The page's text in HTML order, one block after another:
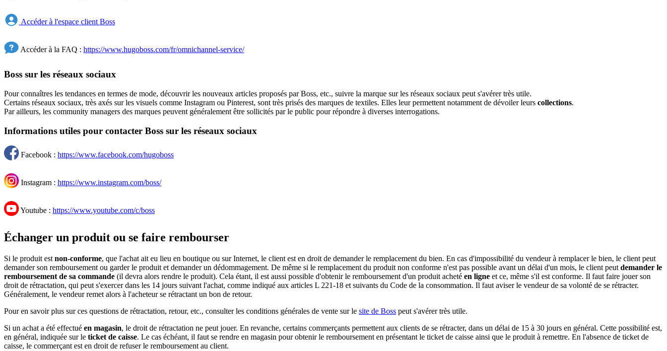
Accéder à l'espace client Boss
Accéder à la FAQ : https://www.hugoboss.com/fr/omnichannel-service/
Boss sur les réseaux sociaux
Pour connaîtres les tendances en termes de mode, découvrir les nouveaux articles proposés par Boss, etc., suivre la marque sur les réseaux sociaux peut s'avérer très utile.
Certains réseaux sociaux, très axés sur les visuels comme Instagram ou Pinterest, sont très prisés des marques de textiles. Elles leur permettent notamment de dévoiler leurs collections.
Par ailleurs, les community managers des marques peuvent généralement être sollicités par le public pour répondre à diverses interrogations.
Informations utiles pour contacter Boss sur les réseaux sociaux
Facebook : https://www.facebook.com/hugoboss
Instagram : https://www.instagram.com/boss/
Youtube : https://www.youtube.com/c/boss
Échanger un produit ou se faire rembourser
Si le produit est non-conforme, que l'achat ait eu lieu en boutique ou sur Internet, le client est en droit de demander le remplacement du bien. En cas d'impossibilité du vendeur à remplacer le bien, le client peut
demander son remboursement ou garder le produit et demander un dédommagement. De même si le remplacement du produit non conforme n'est pas possible avant un délai d'un mois, le client peut demander le
remboursement de sa commande (il devra alors rendre le produit). Cela étant, il est aussi possible d'obtenir le remboursement d'un produit acheté en ligne et ce, même s'il est conforme. Il faut faire jouer son
droit de rétractation, qui peut s'exercer dans les 14 jours suivant l'achat, comme indiqué aux articles L 221-18 et suivants du Code de la consommation. Il faut aviser le vendeur de sa volonté de se rétracter.
Généralement, le vendeur remet alors à l'acheteur se rétractant un bon de retour.
Pour en savoir plus sur ces questions de rétractation, retour, etc., consulter les conditions générales de vente sur le site de Boss peut s'avérer très utile.
Si un achat a été effectué en magasin, le droit de rétractation ne peut jouer. En revanche, certains commerçants permettent aux clients de se rétracter, dans un délai de 15 à 30 jours en général. Cette possibilité est,
en général, indiquée sur le ticket de caisse. Le cas échéant, il faut se rendre en magasin pour obtenir le remboursement en présentant le ticket de caisse ainsi que le produit à remettre. En l'absence de ticket de
caisse, le commerçant est en droit de refuser le remboursement au client.